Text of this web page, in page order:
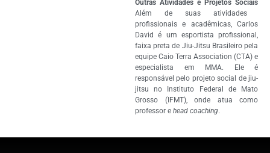
Outras Atividades e Projetos Sociais
Além de suas atividades
profissionais e acadêmicas, Carlos
David é um esportista profissional,
faixa preta de Jiu-Jitsu Brasileiro pela
equipe Caio Terra Association (CTA) e
especialista em MMA. Ele é
responsável pelo projeto social de jiu-
jitsu no Instituto Federal de Mato
Grosso (IFMT), onde atua como
professor e head coaching.